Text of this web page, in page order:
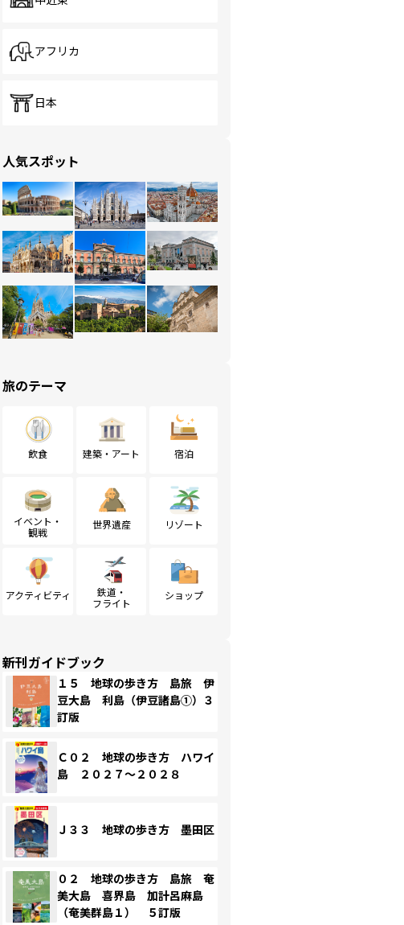
アフリカ
日本
人気スポット
旅のテーマ
飲食 建築・アート 宿泊
イベント・
観戦
世界遺産 リゾート
アクティビティ
鉄道・
フライト
ショップ
新刊ガイドブック
１５ 地球の歩き方 島旅 伊
豆大島 利島（伊豆諸島①）３
訂版
Ｃ０２ 地球の歩き方 ハワイ
島 ２０２７～２０２８
Ｊ３３ 地球の歩き方 墨田区
０２ 地球の歩き方 島旅 奄
美大島 喜界島 加計呂麻島
（奄美群島１） ５訂版